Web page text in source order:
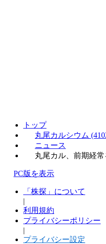
トップ
丸尾カルシウム
ニュース
丸尾カル、前期経
PC版を表示
「株探」について
|
利用規約
プライバシーポリシー
|
プライバシー設定